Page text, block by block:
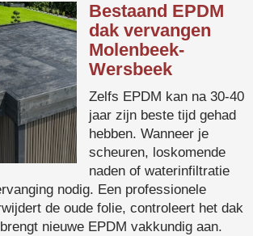
Bestaand EPDM
dak vervangen
Molenbeek-
Wersbeek
Zelfs EPDM kan na 30-40
jaar zijn beste tijd gehad
hebben. Wanneer je
scheuren, loskomende
naden of waterinfiltratie
nodig. Een professionele
de oude folie, controleert het dak
nieuwe EPDM vakkundig aan.